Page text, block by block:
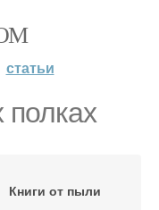
статьи
полках
Книги от пыли